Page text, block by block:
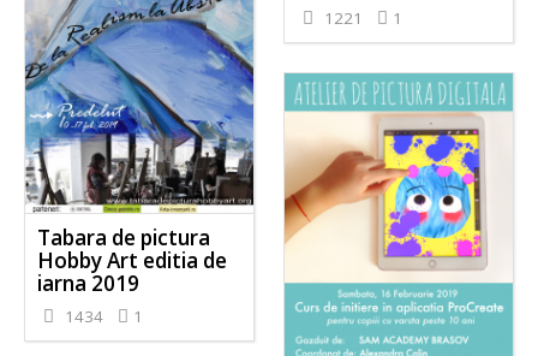
1221 1
Tabara de pictura
Hobby Art editia de
iarna 2019
1434 1